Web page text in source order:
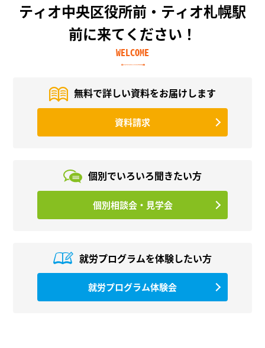
ティオ中央区役所前・ティオ札幌駅
前に来てください！
WELCOME
無料で詳しい資料をお届けします
資料請求
個別でいろいろ聞きたい方
個別相談会・見学会
就労プログラムを体験したい方
就労プログラム体験会